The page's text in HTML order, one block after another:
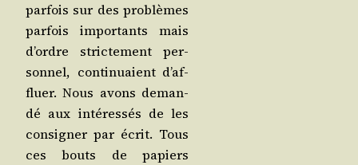
par­fois sur des pro­blèmes
par­fois impor­tants mais
d’ordre stric­te­ment per­
son­nel, conti­nuaient d’af­
fluer. Nous avons deman­
dé aux inté­res­sés de les
consi­gner par écrit. Tous
ces bouts de papiers